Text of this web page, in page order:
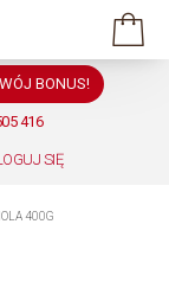
416
SIĘ
BONUS!
400G